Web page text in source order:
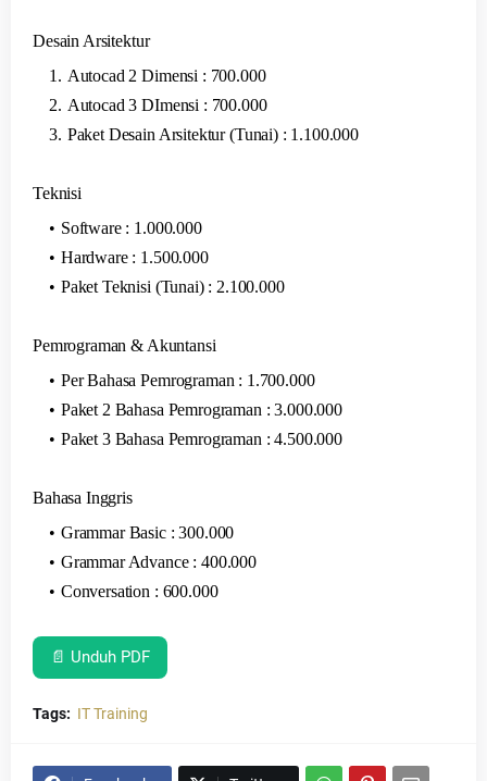
Desain Arsitektur
Autocad 2 Dimensi : 700.000
Autocad 3 DImensi : 700.000
Paket Desain Arsitektur (Tunai) : 1.100.000
Teknisi
Software : 1.000.000
Hardware : 1.500.000
Paket Teknisi (Tunai) : 2.100.000
Pemrograman & Akuntansi
Per Bahasa Pemrograman : 1.700.000
Paket 2 Bahasa Pemrograman : 3.000.000
Paket 3 Bahasa Pemrograman : 4.500.000
Bahasa Inggris
Grammar Basic : 300.000
Grammar Advance : 400.000
Conversation : 600.000
📄 Unduh PDF
Tags: IT Training